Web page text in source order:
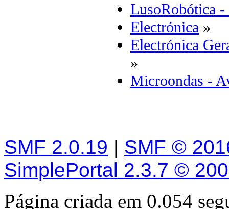
LusoRobótica -
Electrónica »
Electrónica
»
Microondas -
SMF 2.0.19 | SMF ©
SimplePortal 2.3.7 ©
Página criada em 0.054